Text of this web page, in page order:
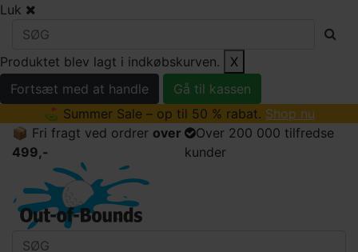
Luk
Produktet blev lagt i indkøbskurven.
X
Fortsæt med at handle
Gå til kassen
⛳ Summer Sale – op til 50 % rabat. Shop nu
📦 Fri fragt ved ordrer over
499,-
Over 200 000 tilfredse
kunder